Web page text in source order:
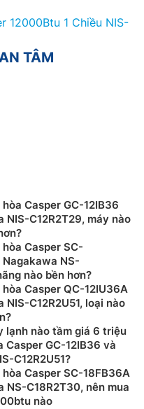
12000Btu 1 Chiều NIS-
TÂM
Casper GC-12IB36
NIS-C12R2T29, máy nào
Casper SC-
NS-
nào bền hơn?
Casper QC-12IU36A
NIS-C12R2U51, loại nào
lạnh nào tầm giá 6 triệu
Casper GC-12IB36 và
C12R2U51?
Casper SC-18FB36A
NS-C18R2T30, nên mua
nào